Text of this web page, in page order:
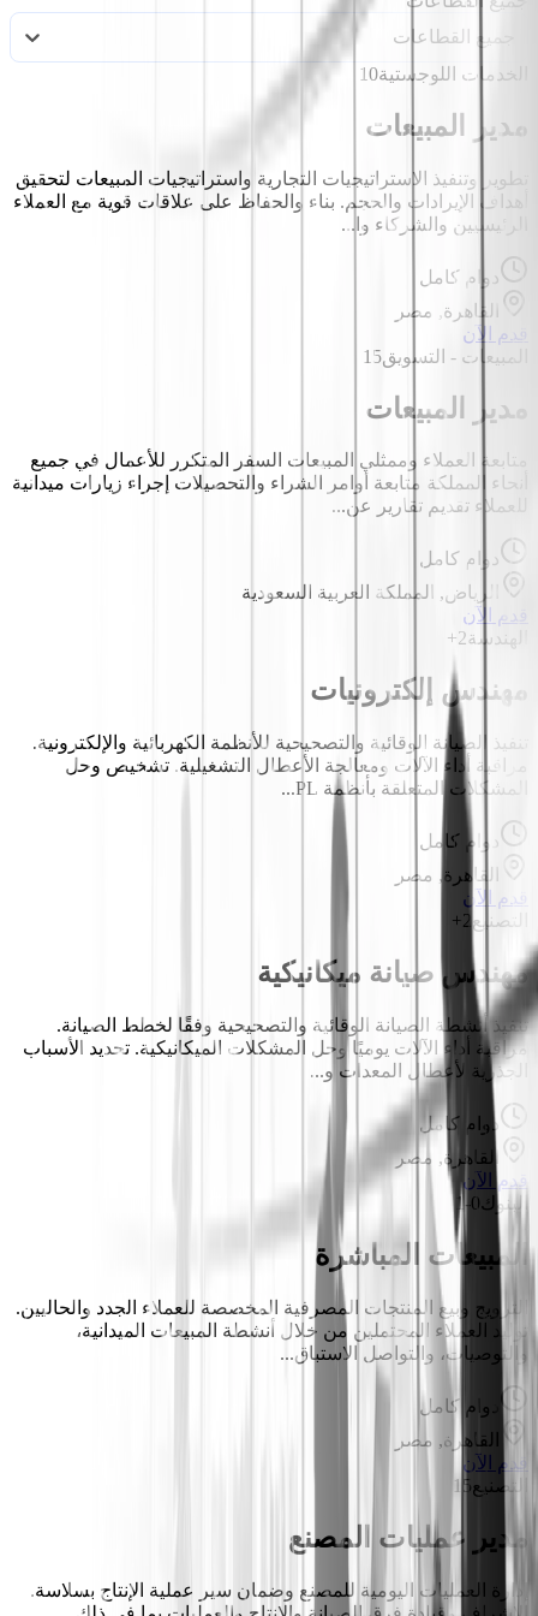
جميع القطاعات
الخدمات اللوجستية10
مدير المبيعات
تطوير وتنفيذ الاستراتيجيات التجارية واستراتيجيات المبيعات لتحقيق
أهداف الإيرادات والحجم. بناء والحفاظ على علاقات قوية مع العملاء
الرئيسيين والشركاء وا...
دوام كامل
القاهرة, مصر
قدم الآن
المبيعات - التسويق15
مدير المبيعات
متابعة العملاء وممثلي المبيعات السفر المتكرر للأعمال في جميع
أنحاء المملكة متابعة أوامر الشراء والتحصيلات إجراء زيارات ميدانية
للعملاء تقديم تقارير عن...
دوام كامل
الرياض, المملكة العربية السعودية
قدم الآن
الهندسة2+
مهندس إلكترونيات
تنفيذ الصيانة الوقائية والتصحيحية للأنظمة الكهربائية والإلكترونية.
مراقبة أداء الآلات ومعالجة الأعطال التشغيلية. تشخيص وحل
المشكلات المتعلقة بأنظمة PL...
دوام كامل
القاهرة, مصر
قدم الآن
التصنيع2+
مهندس صيانة ميكانيكية
تنفيذ أنشطة الصيانة الوقائية والتصحيحية وفقًا لخطط الصيانة.
مراقبة أداء الآلات يوميًا وحل المشكلات الميكانيكية. تحديد الأسباب
الجذرية لأعطال المعدات و...
دوام كامل
القاهرة, مصر
قدم الآن
البنوك0-1
المبيعات المباشرة
الترويج وبيع المنتجات المصرفية المخصصة للعملاء الجدد والحاليين.
توليد العملاء المحتملين من خلال أنشطة المبيعات الميدانية،
والتوصيات، والتواصل الاستباق...
دوام كامل
القاهرة, مصر
قدم الآن
التصنيع15
مدير عمليات المصنع
إدارة العمليات اليومية للمصنع وضمان سير عملية الإنتاج بسلاسة.